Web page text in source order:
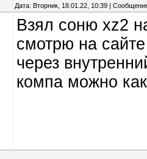
Дата: Вторник, 18.01.22, 10:39 |
Взял соню xz2
смотрю на
через
компа можно